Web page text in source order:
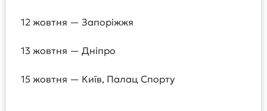
12 жовтня — Запоріжжя
13 жовтня — Дніпро
15 жовтня — Київ, Палац Спорту